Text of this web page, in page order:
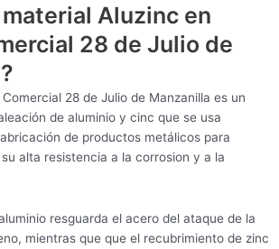
Aluzinc en
28 de Julio de
28 de Julio de Manzanilla es un
de aluminio y cinc que se usa
de productos metálicos para
alta resistencia a la corrosion y a la
resguarda el acero del ataque de la
mientras que que el recubrimiento de zinc